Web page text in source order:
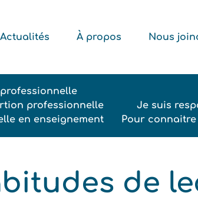
Actualités À propos Nous
professionnelle
Je suis
en enseignement
Pour
de